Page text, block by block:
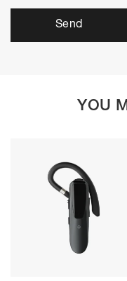
Send
YOU